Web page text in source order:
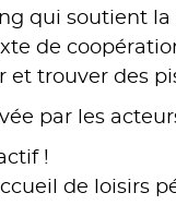
qui soutient
de
trouver des
par les
!
de loisirs